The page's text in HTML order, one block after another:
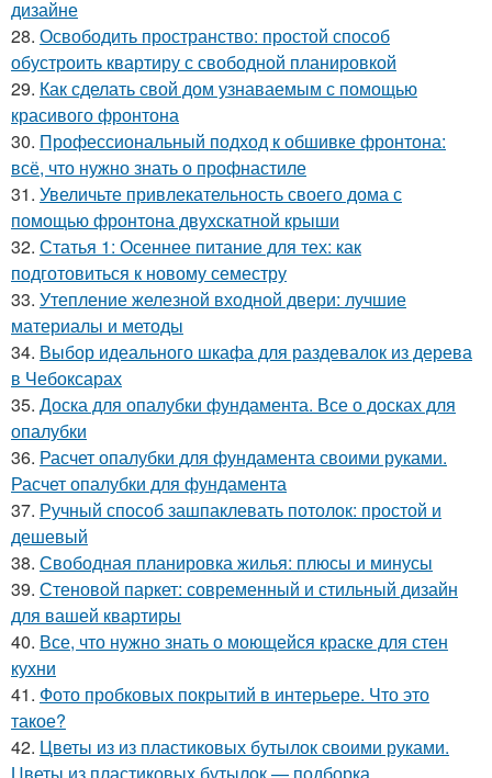
дизайне
28. Освободить пространство: простой способ
обустроить квартиру с свободной планировкой
29. Как сделать свой дом узнаваемым с помощью
красивого фронтона
30. Профессиональный подход к обшивке фронтона:
всё, что нужно знать о профнастиле
31. Увеличьте привлекательность своего дома с
помощью фронтона двухскатной крыши
32. Статья 1: Осеннее питание для тех: как
подготовиться к новому семестру
33. Утепление железной входной двери: лучшие
материалы и методы
34. Выбор идеального шкафа для раздевалок из дерева
в Чебоксарах
35. Доска для опалубки фундамента. Все о досках для
опалубки
36. Расчет опалубки для фундамента своими руками.
Расчет опалубки для фундамента
37. Ручный способ зашпаклевать потолок: простой и
дешевый
38. Свободная планировка жилья: плюсы и минусы
39. Стеновой паркет: современный и стильный дизайн
для вашей квартиры
40. Все, что нужно знать о моющейся краске для стен
кухни
41. Фото пробковых покрытий в интерьере. Что это
такое?
42. Цветы из из пластиковых бутылок своими руками.